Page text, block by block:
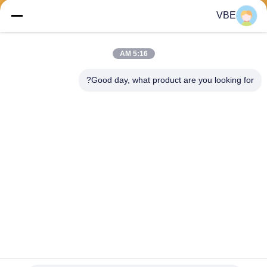
VBE
5:16 AM
Good day, what product are you looking for?